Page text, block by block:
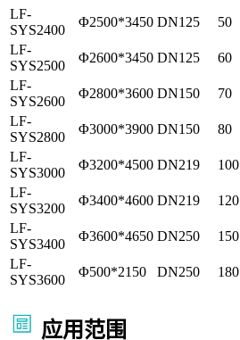
LF-
SYS2400
Φ2500*3450 DN125 50
LF-
SYS2500
Φ2600*3450 DN125 60
LF-
SYS2600
Φ2800*3600 DN150 70
LF-
SYS2800
Φ3000*3900 DN150 80
LF-
SYS3000
Φ3200*4500 DN219 100
LF-
SYS3200
Φ3400*4600 DN219 120
LF-
SYS3400
Φ3600*4650 DN250 150
LF-
SYS3600
Φ500*2150 DN250 180
应用范围